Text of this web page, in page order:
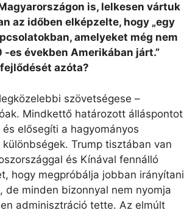
is, lelkesen vártuk
az időben elképzelte, hogy „egy
amelyeket még nem
es években Amerikában járt.”
azóta?
szövetségese –
Mindkettő határozott álláspontot
elősegíti a hagyományos
Trump tisztában van
és Kínával fennálló
hogy megpróbálja jobban irányítani
minden bizonnyal nem nyomja
adminisztráció tette. Az elmúlt